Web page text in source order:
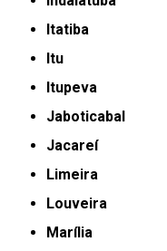
Itatiba
Itu
Itupeva
Jaboticabal
Jacareí
Limeira
Louveira
Marília